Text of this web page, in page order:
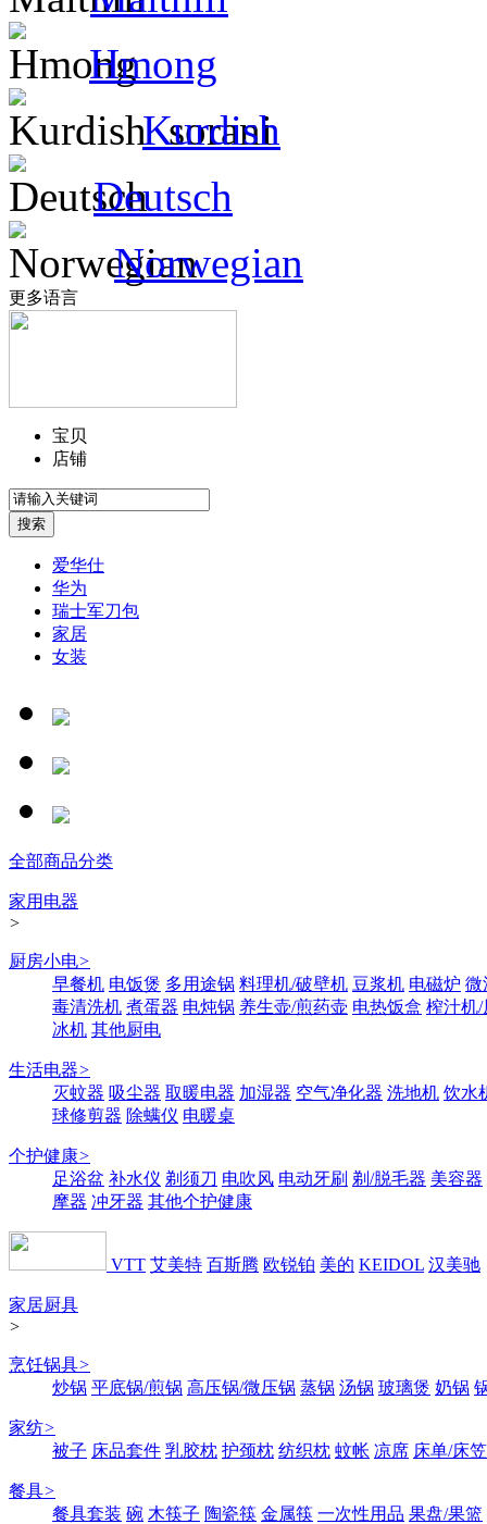
Hmong
Kurdish
Deutsch
Norwegian
更多语言
宝贝
店铺
爱华仕
华为
瑞士军刀包
家居
女装
全部商品分类
家用电器
>
厨房小电>
早餐机 电饭煲 多用途锅 料理机/破壁机 豆浆机 电磁炉 微
毒清洗机 煮蛋器 电炖锅 养生壶/煎药壶 电热饭盒 榨汁机/
冰机 其他厨电
生活电器>
灭蚊器 吸尘器 取暖电器 加湿器 空气净化器 洗地机 饮水
球修剪器 除螨仪 电暖桌
个护健康>
足浴盆 补水仪 剃须刀 电吹风 电动牙刷 剃/脱毛器 美容器
摩器 冲牙器 其他个护健康
VTT 艾美特 百斯腾 欧锐铂 美的 KEIDOL 汉美驰
家居厨具
>
烹饪锅具>
炒锅 平底锅/煎锅 高压锅/微压锅 蒸锅 汤锅 玻璃煲 奶锅
家纺>
被子 床品套件 乳胶枕 护颈枕 纺织枕 蚊帐 凉席 床单/床笠
餐具>
餐具套装 碗 木筷子 陶瓷筷 金属筷 一次性用品 果盘/果篮